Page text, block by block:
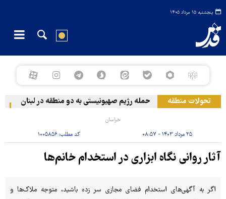
پنجشنبه ۱۵ مرداد ۱۴۰۵
تحولات منطقه حمله رژیم صهیونیستی به دو منطقه در لبنان
خراسان
۲۵ مرداد ۱۴۰۳ - ۰۸:۵۷ کد مطلب: ۱۰۰۵۸۵۶
آثار روانی نگاه ابزاری در استخدام خانم‌ها
اگر به آگهی‌های استخدام فضای مجازی سر زده باشید، متوجه ملاک‌ها و